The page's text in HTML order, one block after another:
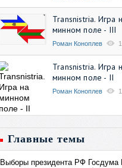
Transnistria. Игра
минном поле - III
Роман Коноплев
Transnistria. Игра
минном поле - II
Роман Коноплев
Главные темы
Выборы президента РФ